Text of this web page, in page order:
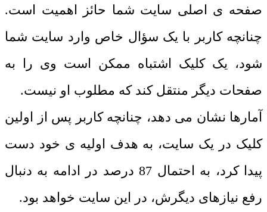
صفحه ی اصلی سایت شما حائز اهمیت است.
چنانچه کاربر با یک سؤال خاص وارد سایت شما
شود، یک کلیک اشتباه ممکن است وی را به
صفحات دیگر منتقل کند که مطلوب او نیست.
آمارها نشان می دهد، چنانچه کاربر پس از اولین
کلیک در یک سایت، به هدف اولیه ی خود دست
پیدا کرد، به احتمال 87 درصد در ادامه به دنبال
رفع نیازهای دیگرش، در این سایت خواهد بود.